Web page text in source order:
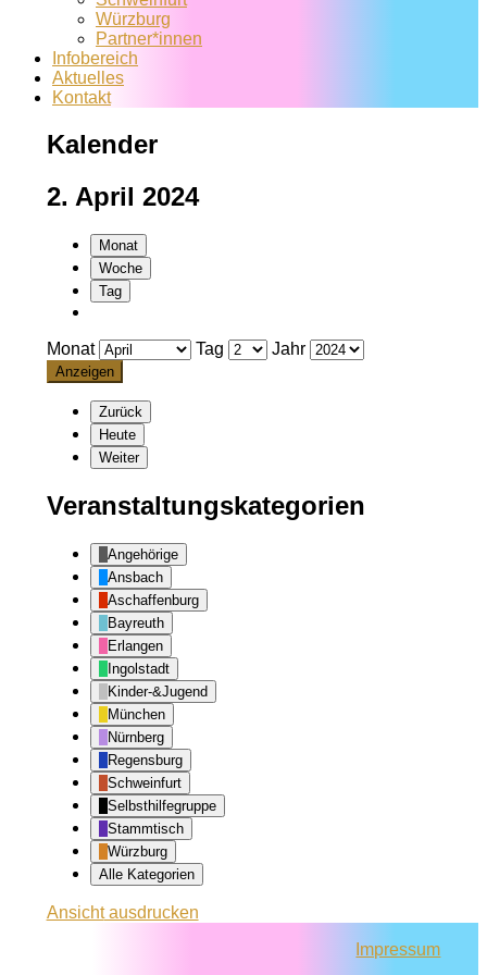
Würzburg
Partner*innen
Infobereich
Aktuelles
Kontakt
Kalender
2. April 2024
Monat
Woche
Tag
Monat Tag Jahr
Zurück
Heute
Weiter
Veranstaltungskategorien
Angehörige
Ansbach
Aschaffenburg
Bayreuth
Erlangen
Ingolstadt
Kinder-&Jugend
München
Nürnberg
Regensburg
Schweinfurt
Selbsthilfegruppe
Stammtisch
Würzburg
Alle Kategorien
Ansichtausdrucken
Impressum